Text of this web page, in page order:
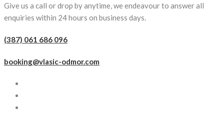
Give us a call or drop by anytime, we endeavour to answer all
enquiries within 24 hours on business days.
(387) 061 686 096
booking@vlasic-odmor.com